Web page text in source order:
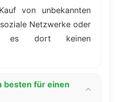
von unbekannten
Netzwerke oder
es dort keinen
besten für einen